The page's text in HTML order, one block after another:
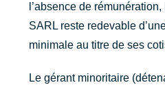
l’absence de
SARL reste redevable
minimale au titre de ses
Le gérant minoritaire